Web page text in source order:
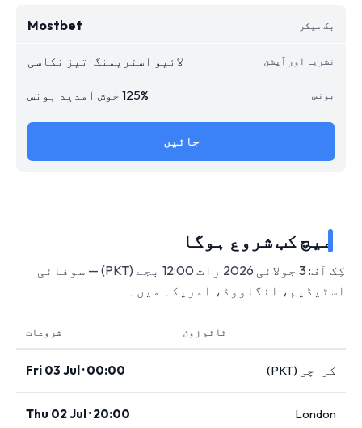
Mostbet
لائیو اسٹریمنگ · تیز نکاسی
125% خوش آمدید بونس
جائیں
میچ کب شروع ہوگا
کِک آف: 3 جولائی 2026 رات 12:00 بجے (PKT) — سوفائی
اسٹیڈیم، انگلووڈ، امریکہ میں۔
ٹائم زون شروعات
کراچی (PKT) Fri 03 Jul · 00:00
London
Thu 02 Jul · 20:00